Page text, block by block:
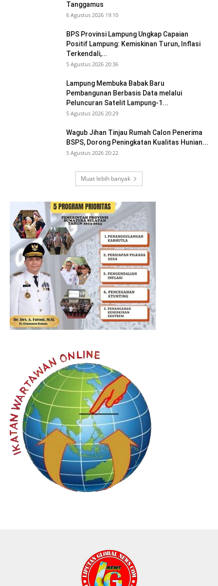
Tanggamus
6 Agustus 2026 19:10
BPS Provinsi Lampung Ungkap Capaian
Positif Lampung: Kemiskinan Turun, Inflasi
Terkendali,...
5 Agustus 2026 20:36
Lampung Membuka Babak Baru
Pembangunan Berbasis Data melalui
Peluncuran Satelit Lampung-1...
5 Agustus 2026 20:29
Wagub Jihan Tinjau Rumah Calon Penerima
BSPS, Dorong Peningkatan Kualitas Hunian...
5 Agustus 2026 20:22
Muat lebih banyak